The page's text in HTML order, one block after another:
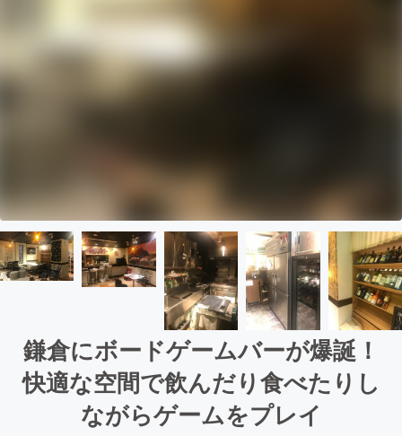
鎌倉にボードゲームバーが爆誕！
快適な空間で飲んだり食べたりし
ながらゲームをプレイ